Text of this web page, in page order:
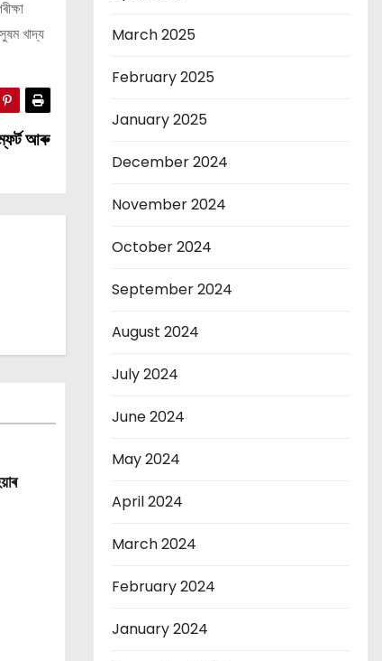
খাদ্য
আৰু
March 2025
February 2025
January 2025
December 2024
November 2024
October 2024
September 2024
August 2024
July 2024
June 2024
May 2024
April 2024
March 2024
February 2024
January 2024